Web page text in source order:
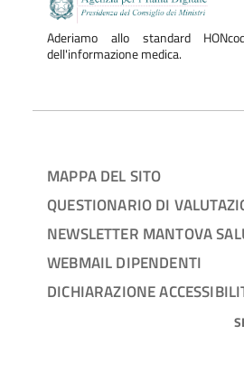
Aderiamo allo standard
dell'informazione medica.
MAPPA DEL SITO
QUESTIONARIO DI
NEWSLETTER MANTOVA
WEBMAIL DIPENDENTI
DICHIARAZIONE